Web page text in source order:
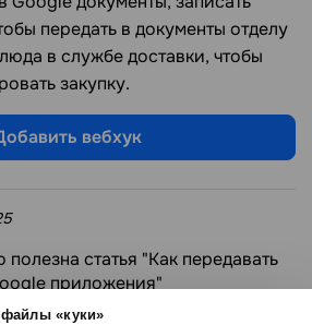
файлы «куки»
передать в документы отделу
в службе доставки, чтобы
закупку.
вебхук
полезна статья "Как передавать
приложения"